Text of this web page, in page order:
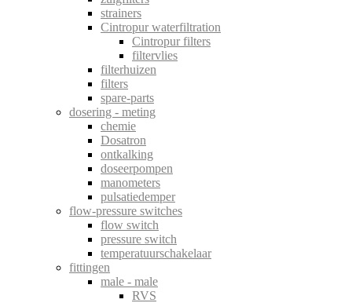
strainers
Cintropur waterfiltration
Cintropur filters
filtervlies
filterhuizen
filters
spare-parts
dosering - meting
chemie
Dosatron
ontkalking
doseerpompen
manometers
pulsatiedemper
flow-pressure switches
flow switch
pressure switch
temperatuurschakelaar
fittingen
male - male
RVS